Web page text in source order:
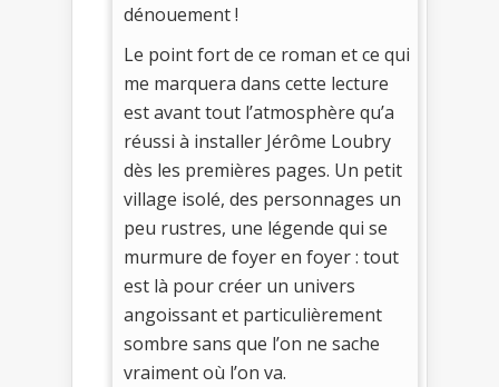
dénouement !
Le point fort de ce roman et ce qui
me marquera dans cette lecture
est avant tout l’atmosphère qu’a
réussi à installer Jérôme Loubry
dès les premières pages. Un petit
village isolé, des personnages un
peu rustres, une légende qui se
murmure de foyer en foyer : tout
est là pour créer un univers
angoissant et particulièrement
sombre sans que l’on ne sache
vraiment où l’on va.